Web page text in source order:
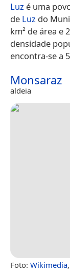
Luz é uma
de Luz do
km² de área e
densidade
encontra-se a
Monsaraz
aldeia
Foto: Wikimedia,